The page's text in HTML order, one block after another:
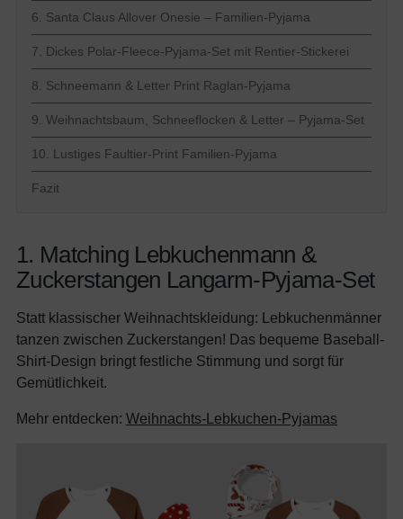
6. Santa Claus Allover Onesie – Familien-Pyjama
7. Dickes Polar-Fleece-Pyjama-Set mit Rentier-Stickerei
8. Schneemann & Letter Print Raglan-Pyjama
9. Weihnachtsbaum, Schneeflocken & Letter – Pyjama-Set
10. Lustiges Faultier-Print Familien-Pyjama
Fazit
1. Matching Lebkuchenmann &
Zuckerstangen Langarm-Pyjama-Set
Statt klassischer Weihnachtskleidung: Lebkuchenmänner
tanzen zwischen Zuckerstangen! Das bequeme Baseball-
Shirt-Design bringt festliche Stimmung und sorgt für
Gemütlichkeit.
Mehr entdecken: Weihnachts-Lebkuchen-Pyjamas